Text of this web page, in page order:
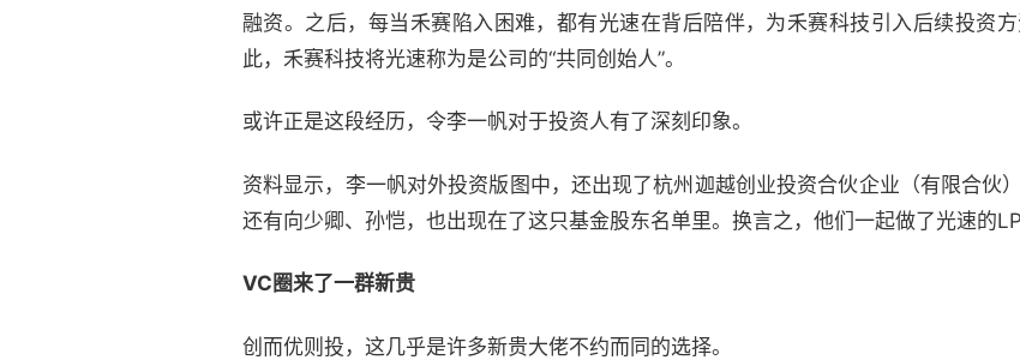
融资。之后，每当禾赛陷入困难，都有光速在背后陪伴，为禾赛科技引入后续投资
此，禾赛科技将光速称为是公司的“共同创始人”。
或许正是这段经历，令李一帆对于投资人有了深刻印象。
资料显示，李一帆对外投资版图中，还出现了杭州迦越创业投资合伙企业（有限合伙
还有向少卿、孙恺，也出现在了这只基金股东名单里。换言之，他们一起做了光速的
VC圈来了一群新贵
创而优则投，这几乎是许多新贵大佬不约而同的选择。